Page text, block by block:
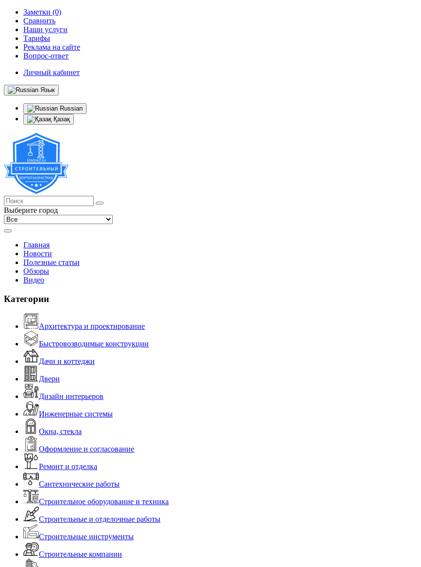
Заметки (0)
Сравнить
Наши услуги
Тарифы
Реклама на сайте
Вопрос-ответ
Личный кабинет
Язык
Russian
Қазақ
Выберите город
Главная
Новости
Полезные статьи
Обзоры
Видео
Категории
Архитектура и проектирование
Быстровозводимые конструкции
Дачи и коттеджи
Двери
Дизайн интерьеров
Инженерные системы
Окна, стекла
Оформление и согласование
Ремонт и отделка
Сантехнические работы
Строительное оборудование и техника
Строительные и отделочные работы
Строительные инструменты
Строительные компании